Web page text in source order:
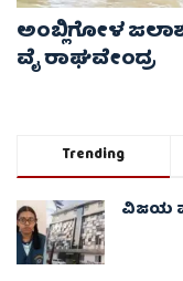
ಅಂಬ್ಲಿಗೋಳ
ವೈ ರಾಘವೇಂದ್ರ
Trending
ವಿಜಯ